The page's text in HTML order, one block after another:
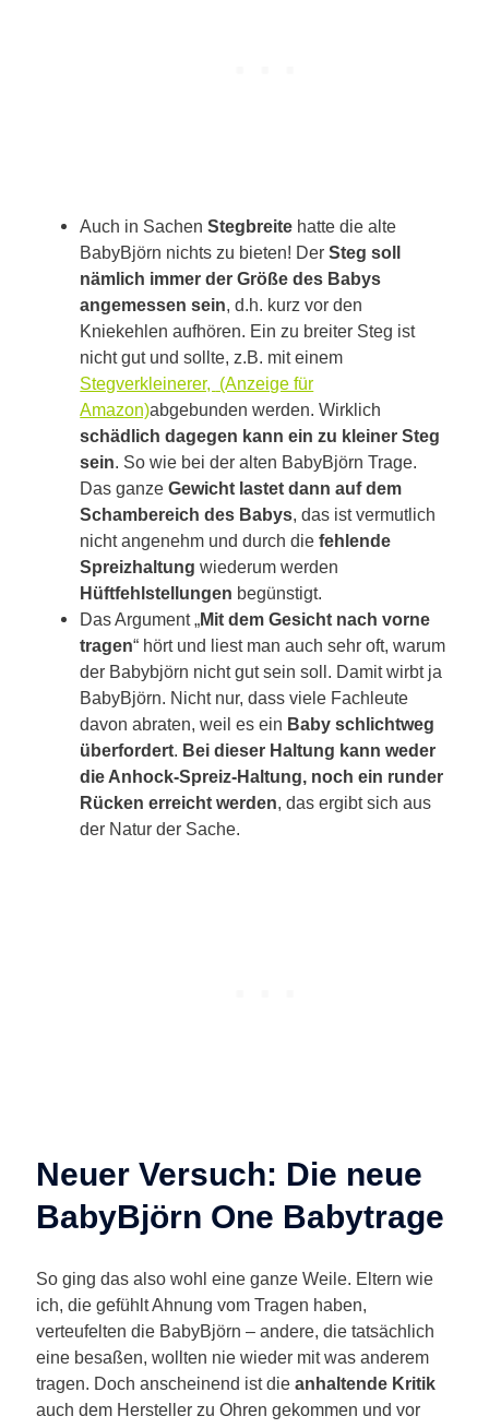
Auch in SachenStegbreite hatte die alte
BabyBjörn nichts zu bieten! DerSteg soll
nämlich immer der Größe des Babys
angemessen sein, d.h. kurz vor den
Kniekehlen aufhören. Ein zu breiter Steg ist
nicht gut und sollte, z.B. mit einem
Stegverkleinerer,
abgebunden werden. Wirklich
schädlich dagegen kann ein zu kleiner Steg
sein. So wie bei der alten BabyBjörn Trage.
Das ganzeGewicht lastet dann auf dem
Schambereich des Babys, das ist vermutlich
nicht angenehm und durch diefehlende
Spreizhaltung wiederum werden
Hüftfehlstellungen begünstigt.
Das Argument „Mit dem Gesicht nach vorne
tragen“ hört und liest man auch sehr oft, warum
der Babybjörn nicht gut sein soll. Damit wirbt ja
BabyBjörn. Nicht nur, dass viele Fachleute
davon abraten, weil es ein Baby schlichtweg
überfordert. Bei dieser Haltung kann weder
die Anhock-Spreiz-Haltung, noch ein runder
Rücken erreicht werden, das ergibt sich aus
der Natur der Sache.
Neuer Versuch: Die neue
BabyBjörn One Babytrage
So ging das also wohl eine ganze Weile. Eltern wie
ich, die gefühlt Ahnung vom Tragen haben,
verteufelten die BabyBjörn – andere, die tatsächlich
eine besaßen, wollten nie wieder mit was anderem
tragen. Doch anscheinend ist dieanhaltende Kritik
auch dem Hersteller zu Ohren gekommen und vor